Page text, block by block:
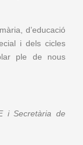
d’educació
i dels cicles
ple de nous
i Secretària de